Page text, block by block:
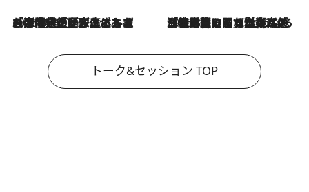
2026.8.3
「今後値上げがあるとすれば…」「リスクがあるのは今年の冬」エネルギー専門家が語る、ホルムズ海峡封鎖が家庭にもたらす“ある心配” 2026.8.3
「住宅建てられない…」「サーチャージ料の高値が続いている」ホルムズ海峡封鎖による影響はいつまで続く？《エネルギー専門家に聞く“どうなる日本の暮らし”》
トーク&セッション TOP